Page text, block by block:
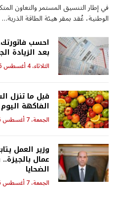
في إطار التنسيق المستمر والتعاون
الوطنية، عُقد بمقر هيئة الطاقة الذرية…
بعد الزيادة
الثلاثاء، 4 أغسطس 2026 - 11:28 م
قبل ما تنزل
الفاكهة
الجمعة، 7 أغسطس 2026 - 8:53 ص
وزير العمل
عمال
الضحايا
الجمعة، 7 أغسطس 2026 - 12:02 ص